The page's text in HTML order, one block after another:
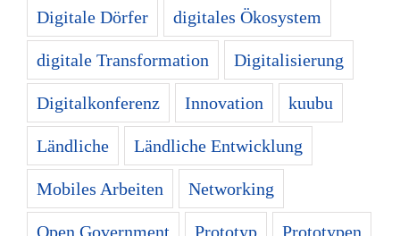
Digitale Dörfer digitales Ökosystem
digitale Transformation Digitalisierung
Digitalkonferenz Innovation kuubu
Ländliche Ländliche Entwicklung
Mobiles Arbeiten Networking
Open Government Prototyp Prototypen